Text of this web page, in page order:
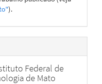
).
Federal de
de Mato